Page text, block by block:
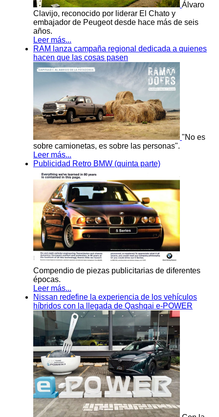
Álvaro
Clavijo, reconocido por liderar El Chato y
embajador de Peugeot desde hace más de seis
años.
Leer más...
RAM lanza campaña regional dedicada a quienes
hacen que las cosas pasen
"No es
sobre camionetas, es sobre las personas".
Leer más...
Publicidad Retro BMW (quinta parte)
Compendio de piezas publicitarias de diferentes
épocas.
Leer más...
Nissan redefine la experiencia de los vehículos
híbridos con la llegada de Qashqai e-POWER